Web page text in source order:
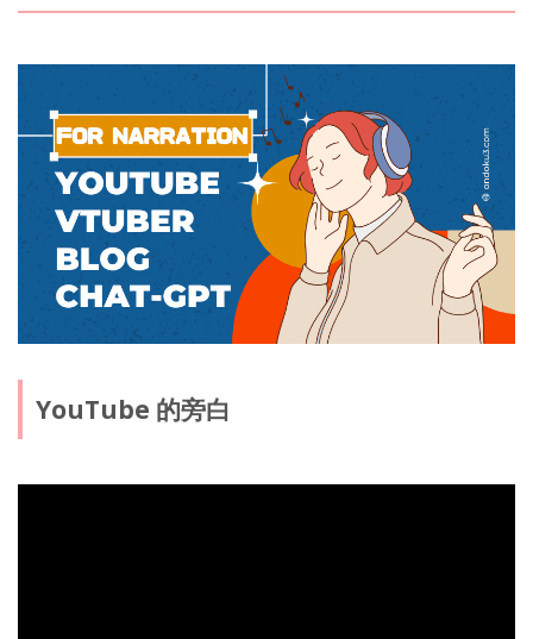
YouTube 的旁白